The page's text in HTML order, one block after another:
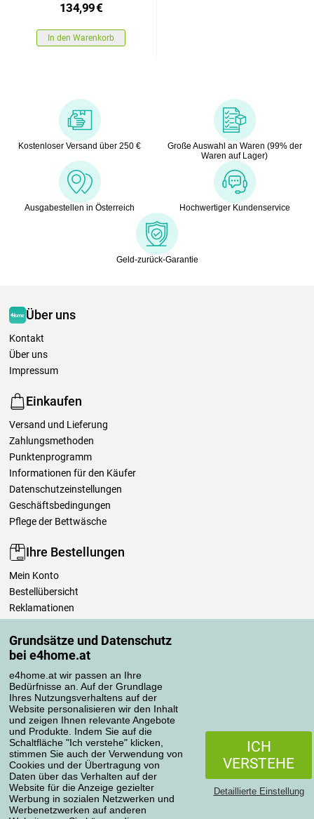
Grundsätze und Datenschutz
bei e4home.at
e4home.at wir passen an Ihre
Bedürfnisse an. Auf der Grundlage
Ihres Nutzungsverhaltens auf der
Website personalisieren wir den Inhalt
und zeigen Ihnen relevante Angebote
und Produkte. Indem Sie auf die
Schaltfläche "Ich verstehe" klicken,
stimmen Sie auch der Verwendung von
Cookies und der Übertragung von
Daten über das Verhalten auf der
Website für die Anzeige gezielter
Werbung in sozialen Netzwerken und
Werbenetzwerken auf anderen
ICH
VERSTEHE
Detaillierte Einstellung
134,99€
In den Warenkorb
Kostenloser Versand über 250 €
Große Auswahl an Waren (99% der
Waren auf Lager)
Ausgabestellen in Österreich Hochwertiger Kundenservice
Geld-zurück-Garantie
Über uns
Kontakt
Über uns
Impressum
Einkaufen
Versand und Lieferung
Zahlungsmethoden
Punktenprogramm
Informationen für den Käufer
Datenschutzeinstellungen
Geschäftsbedingungen
Pflege der Bettwäsche
Ihre Bestellungen
Mein Konto
Bestellübersicht
Reklamationen
Einfach mehr wissen
Richtlinien zur Verarbeitung von Bewertungen
Transportarten
Zahlungsmethoden